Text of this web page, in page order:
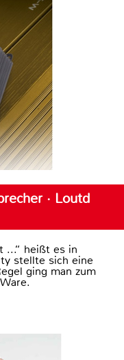
· Loutd
...“ heißt es in
stellte sich eine
ging man zum